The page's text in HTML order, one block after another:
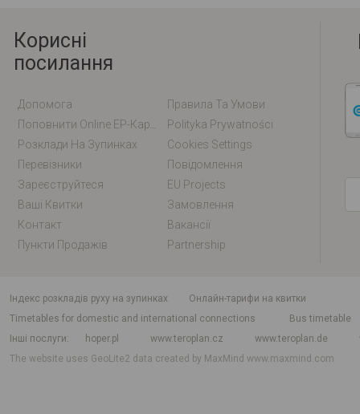
Корисні
посилання
Допомога
Правила Та Умови
Polityka Prywatności
Розклади На Зупинках
Cookies Settings
Перевізники
Повідомлення
Зареєструйтеся
EU Projects
Ваші Квитки
Замовлення
Контакт
Вакансії
Пункти Продажів
Partnership
індекс розкладів руху на зупинках
Онлайн-тарифи на квитки
Timetables for domestic and international connections
Bus timetable
Інші послуги
hoper.pl www.teroplan.cz www.teroplan.de
The website uses GeoLite2 data created by MaxMindwww.maxmind.com